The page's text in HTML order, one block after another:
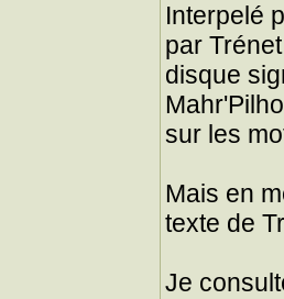
Interpelé
par
disque
sur les
Mais en
texte de
Je